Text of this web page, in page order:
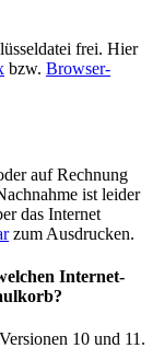
frei. Hier
bzw. Browser-
auf Rechnung
ist leider
das Internet
zum Ausdrucken.
Internet-
10 und 11.